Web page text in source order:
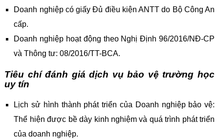
Doanh nghiệp có giấy Đủ điều kiện ANTT do Bộ Công An
cấp.
Doanh nghiệp hoạt động theo Nghị Định 96/2016/NĐ-CP
và Thông tư: 08/2016/TT-BCA.
Tiêu chí đánh giá dịch vụ bảo vệ trường học
uy tín
Lịch sử hình thành phát triển của Doanh nghiệp bảo vệ:
Thể hiện được bề dày kinh nghiệm và quá trình phát triển
của doanh nghiệp.